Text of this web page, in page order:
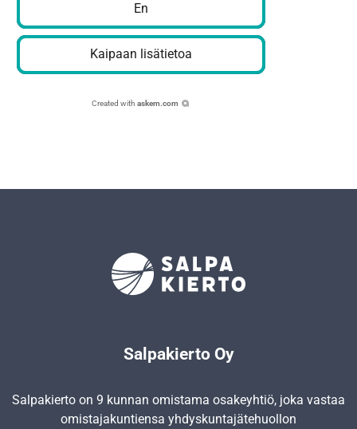
En
Kaipaan lisätietoa
Created with askem.com
Salpakierto Oy
Salpakierto on 9 kunnan omistama osakeyhtiö, joka vastaa
omistajakuntiensa yhdyskunta­jätehuollon